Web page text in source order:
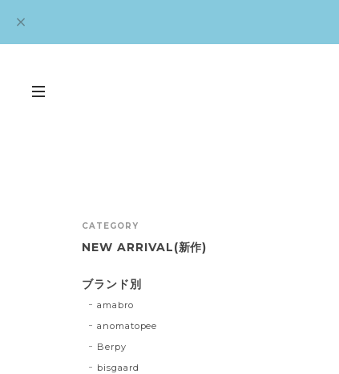
CATEGORY
NEW ARRIVAL(新作)
ブランド別
amabro
anomatopee
Berpy
bisgaard